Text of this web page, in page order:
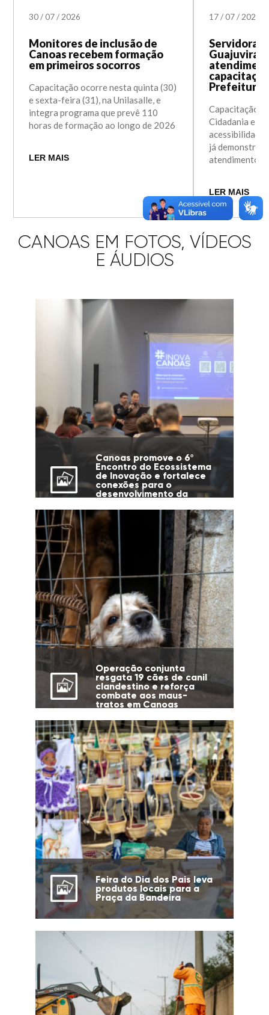
30/07/ 2026
Monitores de inclusão de
Canoas recebem formação
em primeiros socorros
Capacitação ocorre nesta quinta (30)
e sexta-feira (31), na Unilasalle, e
integra programa que prevê 110
horas de formação ao longo de 2026
LER MAIS
17/07/ 2026
Servidoras
Guajuviras
Prefeitura
Capacitação
Cidadania e
acessibilidade
já demonstra
atendimento à
LER MAIS
CANOAS EM FOTOS, VÍDEOS
E ÁUDIOS
Canoas promove o 6º
Encontro do Ecossistema
de Inovação e fortalece
conexões para o
desenvolvimento da
Operação conjunta
resgata 19 cães de canil
clandestino e reforça
combate aos maus-
tratos em Canoas
Feira do Dia dos Pais leva
produtos locais para a
Praça da Bandeira